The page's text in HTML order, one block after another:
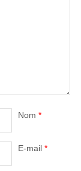
Nom *
E-mail *